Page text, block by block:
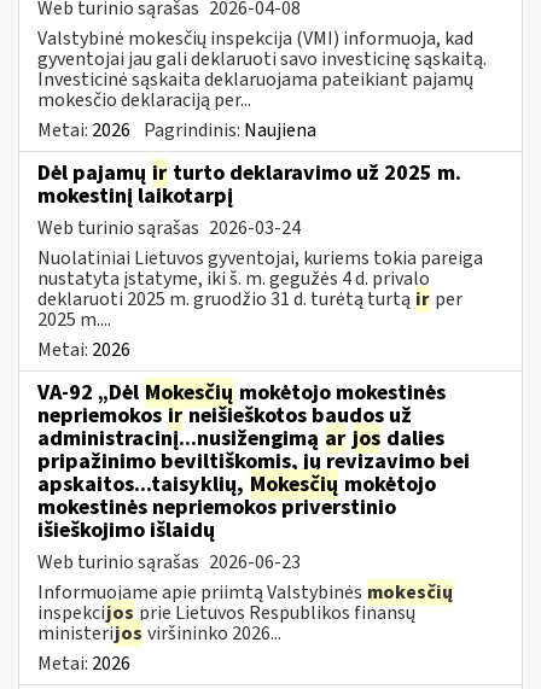
Web turinio sąrašas 2026-04-08
Valstybinė mokesčių inspekcija (VMI) informuoja, kad
gyventojai jau gali deklaruoti savo investicinę sąskaitą.
Investicinė sąskaita deklaruojama pateikiant pajamų
mokesčio deklaraciją per...
Metai: 2026 Pagrindinis: Naujiena
Dėl pajamų ir turto deklaravimo už 2025 m.
mokestinį laikotarpį
Web turinio sąrašas 2026-03-24
Nuolatiniai Lietuvos gyventojai, kuriems tokia pareiga
nustatyta įstatyme, iki š. m. gegužės 4 d. privalo
deklaruoti 2025 m. gruodžio 31 d. turėtą turtą ir per
2025 m....
Metai: 2026
VA-92 „Dėl Mokesčių mokėtojo mokestinės
nepriemokosirneišieškotos baudos už
administracinį...nusižengimą ar jos dalies
pripažinimo beviltiškomis, jų revizavimo bei
apskaitos...taisyklių, Mokesčių mokėtojo
mokestinės nepriemokos priverstinio
išieškojimo išlaidų
Web turinio sąrašas 2026-06-23
Informuojame apie priimtą Valstybinės mokesčių
inspekcijos prie Lietuvos Respublikos finansų
ministerijos viršininko 2026...
Metai: 2026